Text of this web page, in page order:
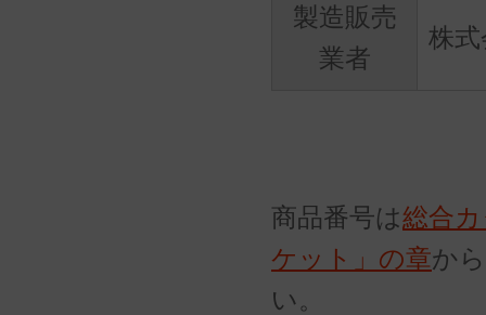
製造販売
業者
株
商品番号は総合
ケット」の章か
い。